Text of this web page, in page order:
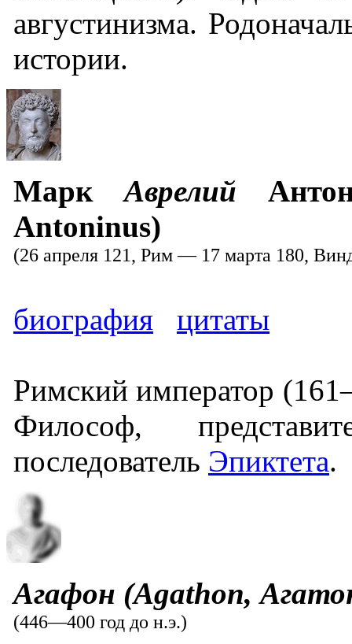
августинизма.
истории.
МаркАврелий
Antoninus)
(26 апреля 121, Рим — 17 марта 180,
биография цитаты
Римский император
Философ,
последователь Эпиктета.
Агафон (Agathon,
(446—400 год до н.э.)